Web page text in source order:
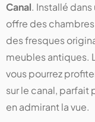
Canal. Installé
offre des
des fresques
meubles antiques.
vous pourrez
sur le canal, parfait
en admirant la vue.